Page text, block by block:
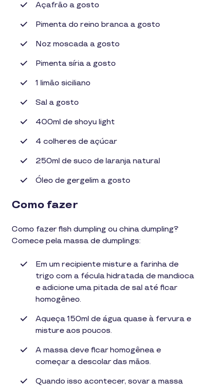
Açafrão a gosto
Pimenta do reino branca a gosto
Noz moscada a gosto
Pimenta síria a gosto
1 limão siciliano
Sal a gosto
400ml de shoyu light
4 colheres de açúcar
250ml de suco de laranja natural
Óleo de gergelim a gosto
Como fazer
Como fazer fish dumpling ou china dumpling?
Comece pela massa de dumplings:
Em um recipiente misture a farinha de
trigo com a fécula hidratada de mandioca
e adicione uma pitada de sal até ficar
homogêneo.
Aqueça 150ml de água quase à fervura e
misture aos poucos.
A massa deve ficar homogênea e
começar a descolar das mãos.
Quando isso acontecer, sovar a massa